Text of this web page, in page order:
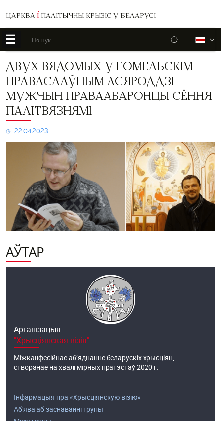
ЦАРКВА І ПАЛІТЫЧНЫ КРЫЗІС У БЕЛАРУСІ
☰ Пошук
Двух
вядомых
у
гомельскім
праваслаўным
асяроддзі
мужчын
праваабаронцы
палітвязнямі
ДВУХ ВЯДОМЫХ У ГОМЕЛЬСКІМ
ПРАВАСЛАЎНЫМ АСЯРОДДЗІ
МУЖЧЫН ПРАВААБАРОНЦЫ СЁННЯ
ПАЛІТВЯЗНЯМІ
22.04.2023
АЎТАР
Арганізацыя
"Хрысціянская візія"
Міжканфесійнае аб’яднанне беларускіх хрысціян,
створанае на хвалі мірных пратэстаў 2020 г.
Інфармацыя пра «Хрысціянскую візію»
Аб'ява аб заснаванні групы